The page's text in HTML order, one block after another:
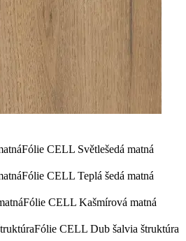
Fólie CELL Světlešedá matná
Fólie CELL Teplá šedá matná
Fólie CELL Kašmírová matná
Fólie CELL Dub šalvia štruktúra